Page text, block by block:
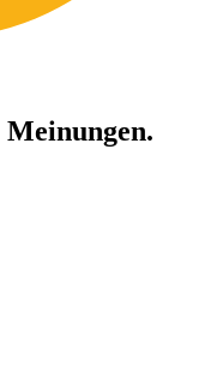
Meinungen.